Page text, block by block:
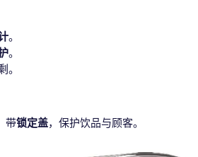
。
。
。
带锁定盖，保护饮品与顾客。